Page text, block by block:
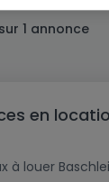
sur 1 annonce
en
à louer